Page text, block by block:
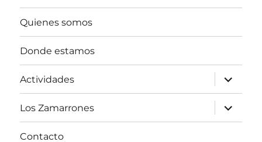
Quienes somos
Donde estamos
Actividades
expande
el
menú
inferior
Los Zamarrones
expande
el
menú
Contacto